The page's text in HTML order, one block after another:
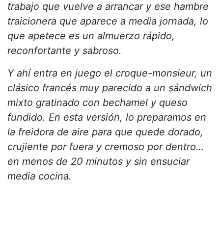
trabajo que vuelve a arrancar y ese hambre
traicionera que aparece a media jornada, lo
que apetece es un almuerzo rápido,
reconfortante y sabroso.
Y ahí entra en juego el croque-monsieur, un
clásico francés muy parecido a un sándwich
mixto gratinado con bechamel y queso
fundido. En esta versión, lo preparamos en
la freidora de aire para que quede dorado,
crujiente por fuera y cremoso por dentro…
en menos de 20 minutos y sin ensuciar
media cocina.